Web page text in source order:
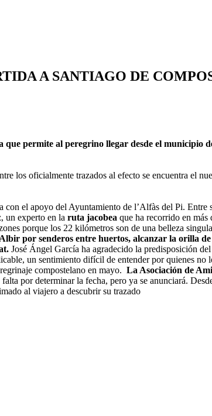
A SANTIAGO DE
que permite al peregrino llegar desde el
los oficialmente trazados al efecto se encuentra el
con el apoyo del Ayuntamiento de l’Alfàs del Pi. Entre
un experto en la ruta jacobea que ha recorrido en más
porque los 22 kilómetros son de una belleza
por senderos entre huertos, alcanzar la orilla
José Ángel García ha agradecido la predisposición
un sentimiento difícil de entender por quienes no
compostelano en mayo. La Asociación de
por determinar la fecha, pero ya se anunciará.
al viajero a descubrir su trazado